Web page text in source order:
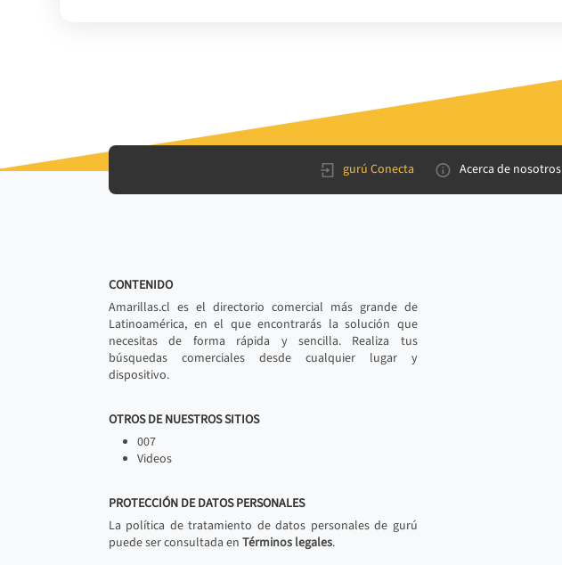
gurú Conecta Acerca de nosotros
CONTENIDO
Amarillas.cl es el directorio comercial más grande de
Latinoamérica, en el que encontrarás la solución que
necesitas de forma rápida y sencilla. Realiza tus
búsquedas comerciales desde cualquier lugar y
dispositivo.
OTROS DE NUESTROS SITIOS
007
Videos
PROTECCIÓN DE DATOS PERSONALES
La política de tratamiento de datos personales de gurú
puede ser consultada en Términos legales.